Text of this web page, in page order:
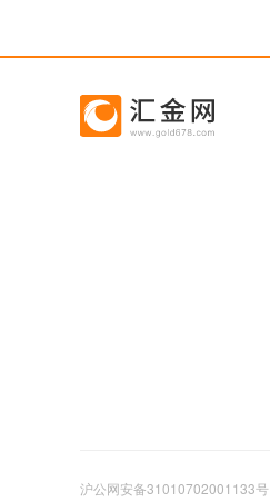
沪公网安备31010702001133号